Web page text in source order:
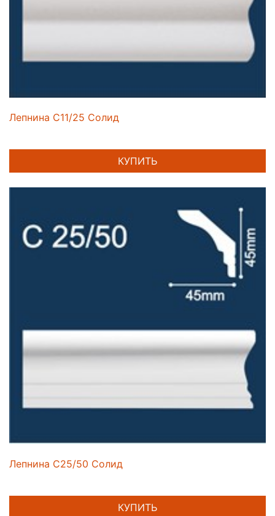
Лепнина C11/25 Солид
КУПИТЬ
Лепнина C25/50 Солид
КУПИТЬ